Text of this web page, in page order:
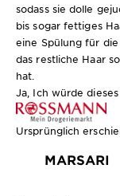
sodass sie dolle
bis sogar fettiges
eine Spülung für
das restliche Haar
hat.
Ja, Ich würde
Ursprünglich
MARSARI